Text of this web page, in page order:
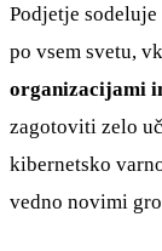
Podjetje
po vsem svetu,
organizacijami
zagotoviti zelo
kibernetsko
vedno novimi